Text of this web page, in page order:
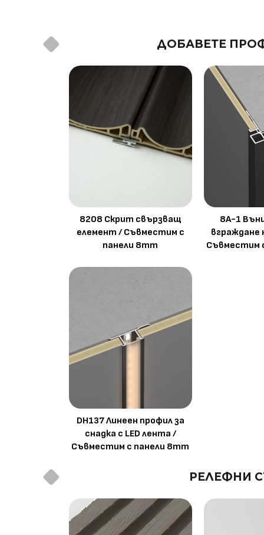
ДОБАВЕТЕ
8208 Скрит свързващ
елемент / Съвместим с
панели 8mm
8A-1
вграждане
Съвместим
DH137 Линеен профил за
снадка с LED лента /
Съвместим с панели 8mm
РЕЛЕФНИ